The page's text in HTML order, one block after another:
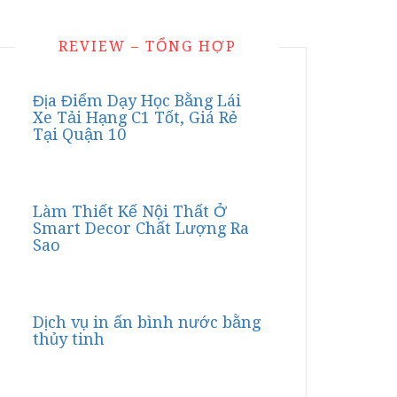
REVIEW – TỔNG HỢP
Địa Điểm Dạy Học Bằng Lái
Xe Tải Hạng C1 Tốt, Giá Rẻ
Tại Quận 10
Làm Thiết Kế Nội Thất Ở
Smart Decor Chất Lượng Ra
Sao
Dịch vụ in ấn bình nước bằng
thủy tinh